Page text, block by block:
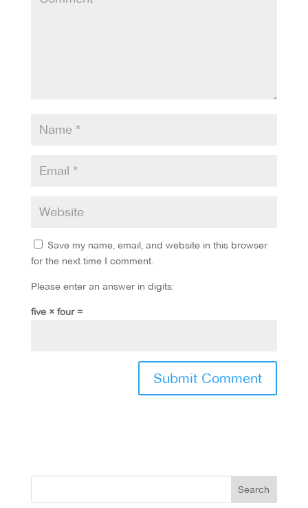
Save my name, email, and website in this browser
for the next time I comment.
Please enter an answer in digits:
five × four =